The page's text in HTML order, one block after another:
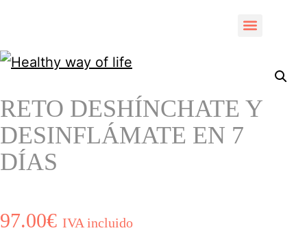
RETO DESHÍNCHATE Y
DESINFLÁMATE EN 7
DÍAS
97.00€ IVA incluido